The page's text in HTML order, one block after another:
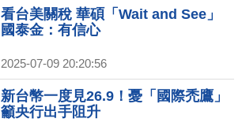
看台美關稅 華碩「Wait and See」
國泰金：有信心
2025-07-09 20:20:56
新台幣一度見26.9！憂「國際禿鷹」
籲央行出手阻升